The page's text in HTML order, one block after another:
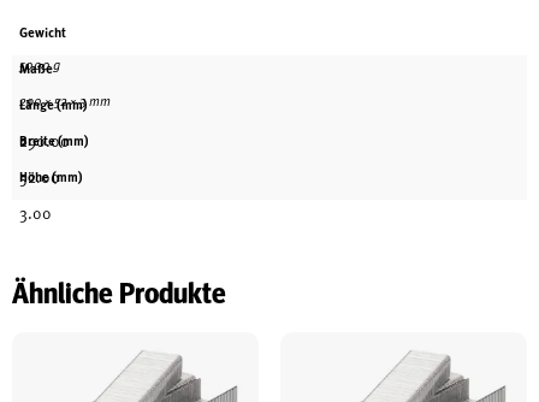
Gewicht
5000 g
Maße
290 × 52 × 3 mm
Länge (mm)
290.00
Breite (mm)
52.00
Höhe (mm)
3.00
Ähnliche Produkte